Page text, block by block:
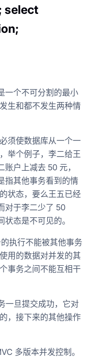
select
一个不可分割的最小
生和都不发生两种情
须使数据库从一个一
举个例子，李二给王
户上减去 50 元，
指其他事务看到的情
状态，要么王五已经
对于李二少了 50
态是不可见的。
执行不能被其他事务
用的数据对并发的其
事务之间不能互相干
一旦提交成功，它对
，接下来的其他操作
多版本并发控制。